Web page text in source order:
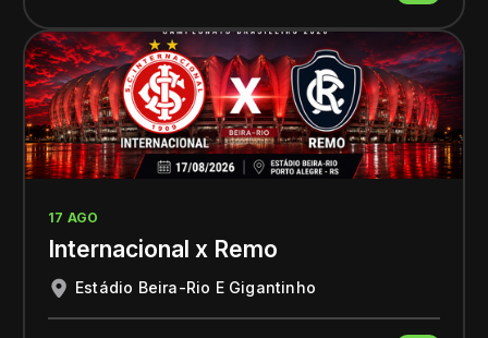
17 AGO
Internacional x Remo
Estádio Beira-Rio E Gigantinho